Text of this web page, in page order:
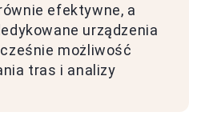
efektywne, a
urządzenia
możliwość
tras i analizy